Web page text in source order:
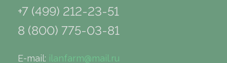
+7 (499) 212-23-51
8 (800) 775-03-81
E-mail: ilanfarm@mail.ru